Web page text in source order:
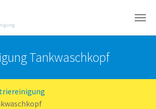
Tankwaschkopf